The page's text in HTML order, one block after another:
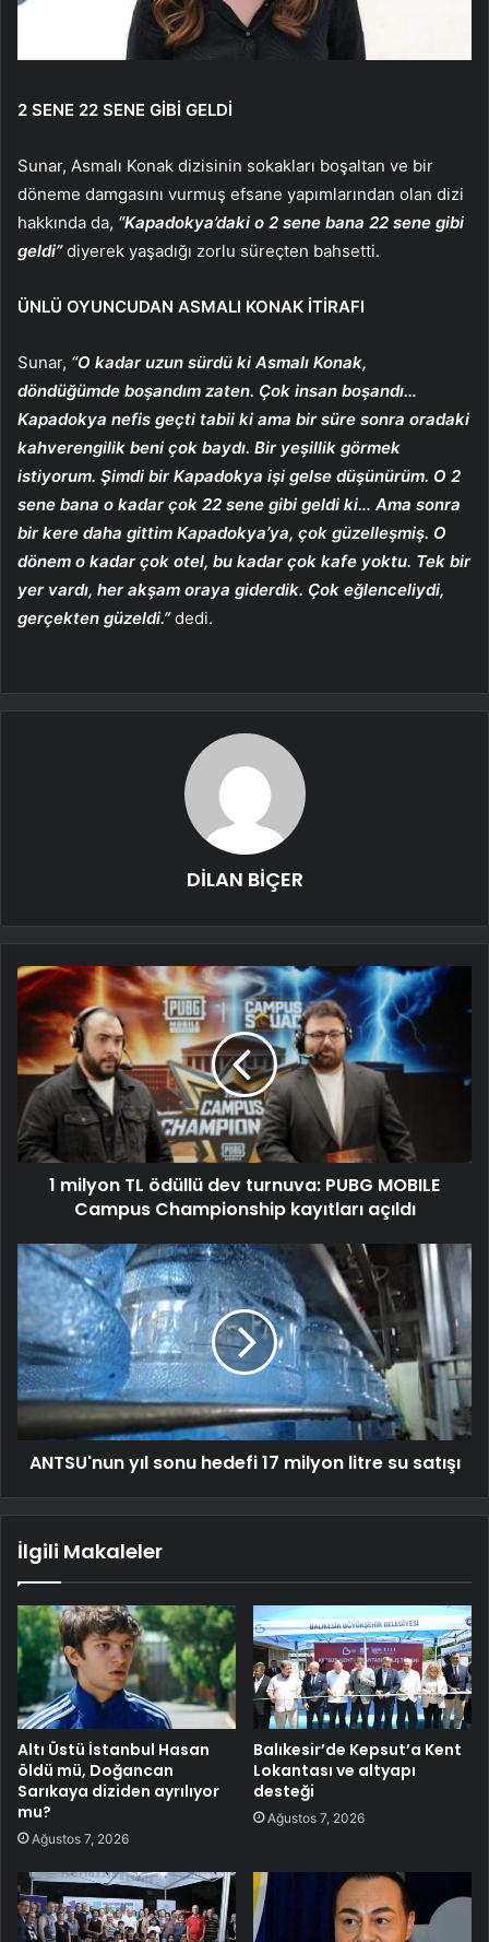
2 SENE 22 SENE GİBİ GELDİ
Sunar, Asmalı Konak dizisinin sokakları boşaltan ve bir
döneme damgasını vurmuş efsane yapımlarından olan dizi
hakkında da, “Kapadokya’daki o 2 sene bana 22 sene gibi
geldi”diyerek yaşadığı zorlu süreçten bahsetti.
ÜNLÜ OYUNCUDAN ASMALI KONAK İTİRAFI
Sunar, “O kadar uzun sürdü ki Asmalı Konak,
döndüğümde boşandım zaten. Çok insan boşandı…
Kapadokya nefis geçti tabii ki ama bir süre sonra oradaki
kahverengilik beni çok baydı. Bir yeşillik görmek
istiyorum. Şimdi bir Kapadokya işi gelse düşünürüm. O 2
sene bana o kadar çok 22 sene gibi geldi ki… Ama sonra
bir kere daha gittim Kapadokya’ya, çok güzelleşmiş. O
dönem o kadar çok otel, bu kadar çok kafe yoktu. Tek bir
yer vardı, her akşam oraya giderdik. Çok eğlenceliydi,
gerçekten güzeldi.”dedi.
DİLAN BİÇER
1 milyon TL ödüllü dev turnuva: PUBG MOBILE
Campus Championship kayıtları açıldı
ANTSU'nun yıl sonu hedefi 17 milyon litre su satışı
İlgili Makaleler
Altı Üstü İstanbul Hasan
öldü mü, Doğancan
Sarıkaya diziden ayrılıyor
mu?
Ağustos 7, 2026
Balıkesir’de Kepsut’a Kent
Lokantası ve altyapı
desteği
Ağustos 7, 2026